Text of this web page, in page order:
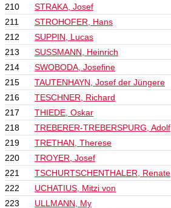
210
STRAKA, Josef
211
STROHOFER, Hans
212
SUPPIN, Lucas
213
SUSSMANN, Heinrich
214
SWOBODA, Josefine
215
TAUTENHAYN, Josef der Jüngere
216
TESCHNER, Richard
217
THIEDE, Oskar
218
TREBERER-TREBERSPURG, Adolf
219
TRETHAN, Therese
220
TROYER, Josef
221
TSCHURTSCHENTHALER, Renate
222
UCHATIUS, Mitzi von
223
ULLMANN, My